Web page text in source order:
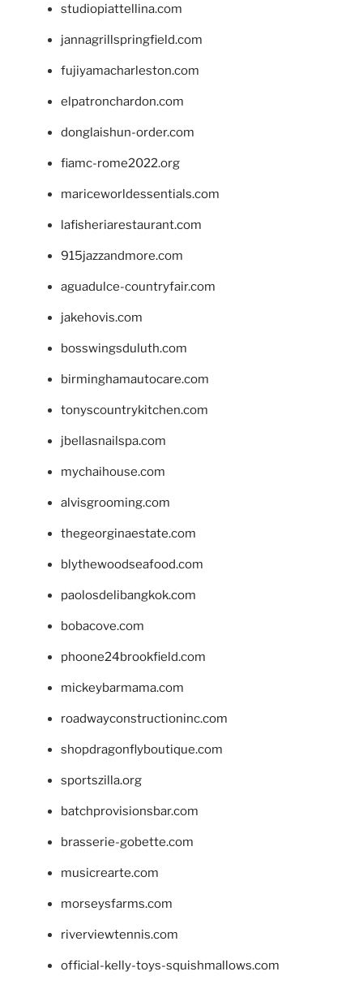
studiopiattellina.com
jannagrillspringfield.com
fujiyamacharleston.com
elpatronchardon.com
donglaishun-order.com
fiamc-rome2022.org
mariceworldessentials.com
lafisheriarestaurant.com
915jazzandmore.com
aguadulce-countryfair.com
jakehovis.com
bosswingsduluth.com
birminghamautocare.com
tonyscountrykitchen.com
jbellasnailspa.com
mychaihouse.com
alvisgrooming.com
thegeorginaestate.com
blythewoodseafood.com
paolosdelibangkok.com
bobacove.com
phoone24brookfield.com
mickeybarmama.com
roadwayconstructioninc.com
shopdragonflyboutique.com
sportszilla.org
batchprovisionsbar.com
brasserie-gobette.com
musicrearte.com
morseysfarms.com
riverviewtennis.com
official-kelly-toys-squishmallows.com